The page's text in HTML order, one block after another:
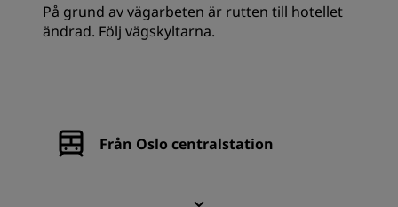
På grund av vägarbeten är rutten till hotellet
ändrad. Följ vägskyltarna.
Från Oslo centralstation